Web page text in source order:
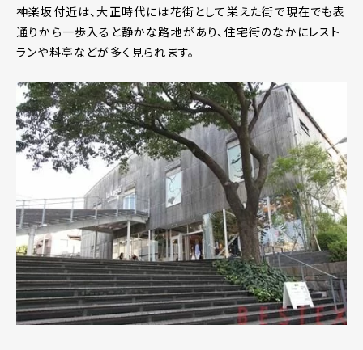
神楽坂付近は、大正時代には花街として栄えた街で現在でも表
通りから一歩入ると静かな路地があり、住宅街のなかにレスト
ランや料亭などが多く見られます。